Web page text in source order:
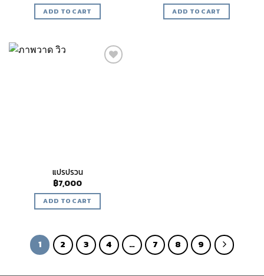
ADD TO CART ADD TO CART
แปรปรวน
฿7,000
ADD TO CART
1 2 3 4 … 7 8 9